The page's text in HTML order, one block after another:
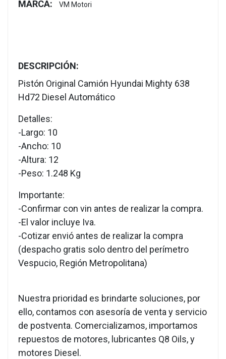
MARCA: VM Motori
DESCRIPCIÓN:
Pistón Original Camión Hyundai Mighty 638
Hd72 Diesel Automático
Detalles:
-Largo: 10
-Ancho: 10
-Altura: 12
-Peso: 1.248 Kg
Importante:
-Confirmar con vin antes de realizar la compra.
-El valor incluye Iva.
-Cotizar envió antes de realizar la compra
(despacho gratis solo dentro del perímetro
Vespucio, Región Metropolitana)
Nuestra prioridad es brindarte soluciones, por
ello, contamos con asesoría de venta y servicio
de postventa. Comercializamos, importamos
repuestos de motores, lubricantes Q8 Oils, y
motores Diesel.